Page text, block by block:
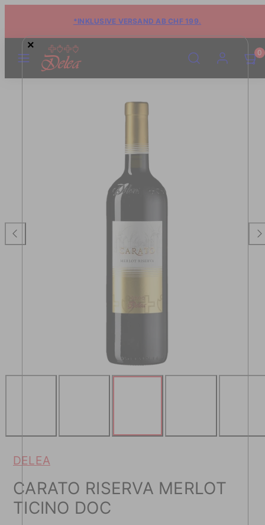
*INKLUSIVE VERSAND AB CHF 199.
MENÜ SUCHE KONTO
(0)
(0)
0
DELEA
CARATO RISERVA MERLOT
TICINO DOC
×